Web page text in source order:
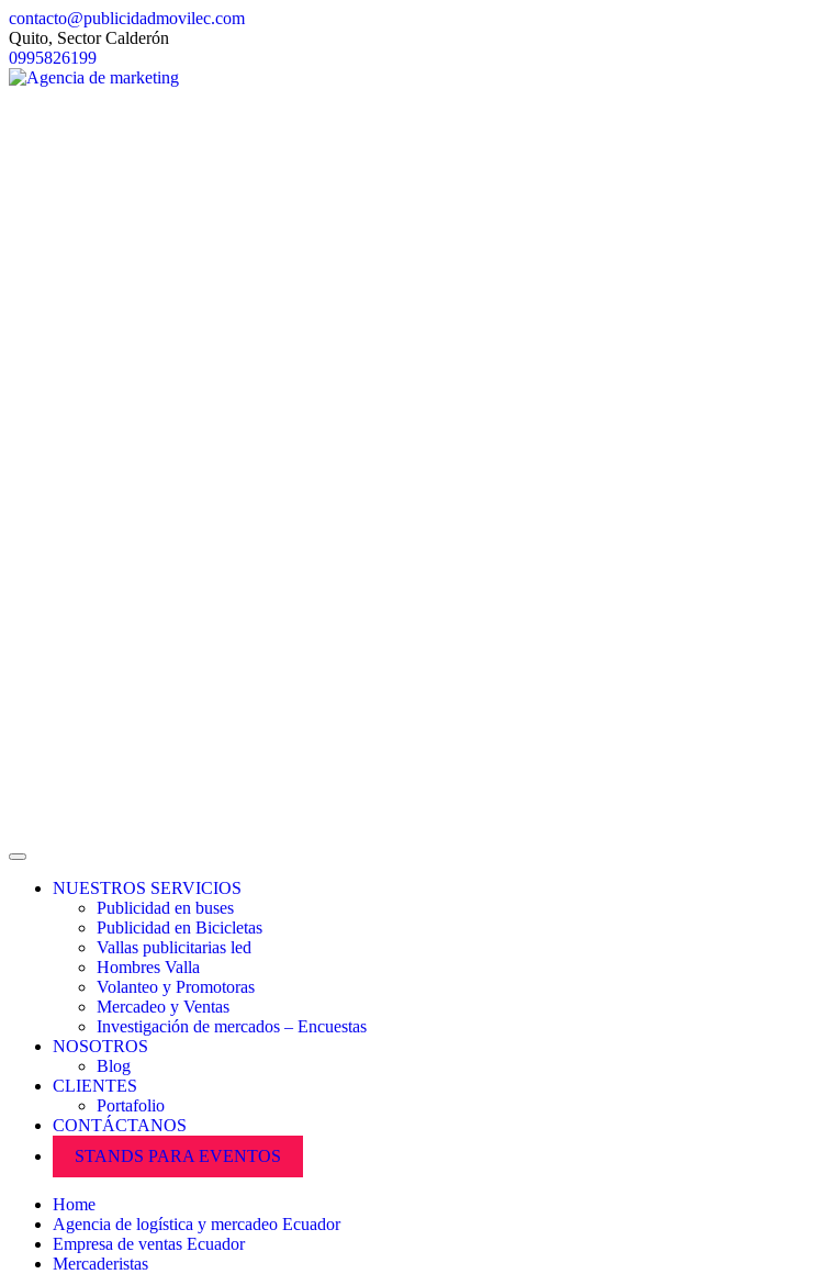
contacto@publicidadmovilec.com
Quito, Sector Calderón
0995826199
NUESTROS SERVICIOS
Publicidad en buses
Publicidad en Bicicletas
Vallas publicitarias led
Hombres Valla
Volanteo y Promotoras
Mercadeo y Ventas
Investigación de mercados – Encuestas
NOSOTROS
Blog
CLIENTES
Portafolio
CONTÁCTANOS
STANDS PARA EVENTOS
Home
Agencia de logística y mercadeo Ecuador
Empresa de ventas Ecuador
Mercaderistas